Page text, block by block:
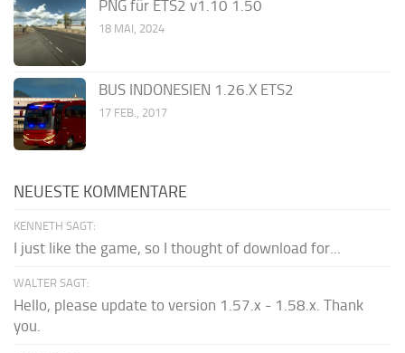
PNG für ETS2 v1.10 1.50
18 MAI, 2024
BUS INDONESIEN 1.26.X ETS2
17 FEB., 2017
NEUESTE KOMMENTARE
KENNETH SAGT:
I just like the game, so I thought of download for...
WALTER SAGT:
Hello, please update to version 1.57.x - 1.58.x. Thank
you.